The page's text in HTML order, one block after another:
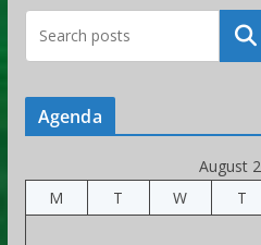
Agenda
August
M
T W T